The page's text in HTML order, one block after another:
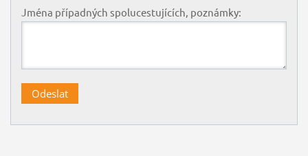
Jména případných spolucestujících, poznámky: